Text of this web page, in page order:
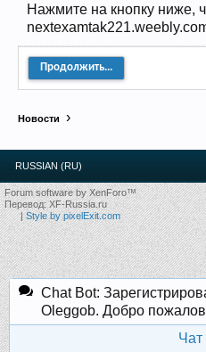
Нажмите на кнопку ниже,
Продолжить...
Новости
RUSSIAN (RU)
Forum software by XenForo™
Перевод:XF-Russia.ru
|Style by pixelExit.com
Chat Bot:
Oleggob. Добро
Чат